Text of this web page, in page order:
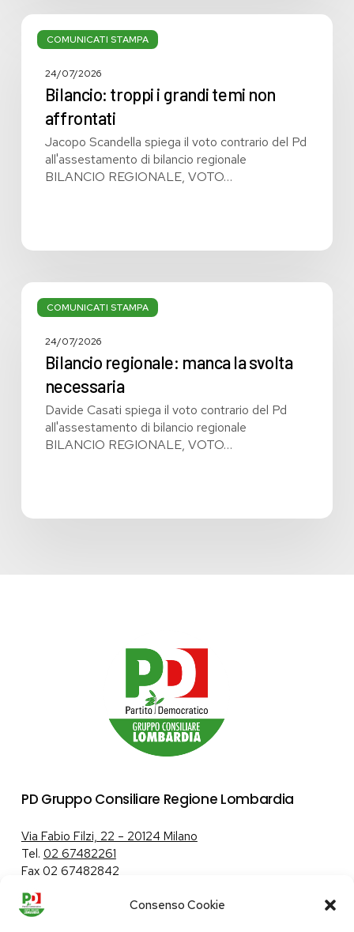
Consenso Cookie
COMUNICATI STAMPA
Bilancio:
troppi
grandi
affrontati
24/07/2026
Bilancio: troppi i grandi temi non
affrontati
Jacopo Scandella spiega il voto contrario del Pd
all'assestamento di bilancio regionale
BILANCIO REGIONALE, VOTO…
COMUNICATI STAMPA
Bilancio
regionale:
svolta
24/07/2026
Bilancio regionale: manca la svolta
necessaria
Davide Casati spiega il voto contrario del Pd
all'assestamento di bilancio regionale
BILANCIO REGIONALE, VOTO…
PD Gruppo Consiliare Regione Lombardia
Via Fabio Filzi, 22 – 20124 Milano
Tel. 02 67482261
Fax 02 67482842
Tutela dei dati personali|Politica sui cookie